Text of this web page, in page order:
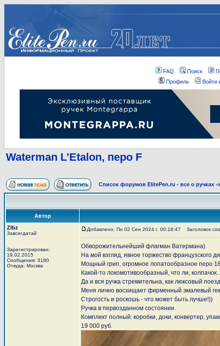
FAQ Поиск
Профиль
Войти
Waterman L’Etalon, перо F
Список форумов ElitePen.ru - все о ручках -
Автор
Zlbz
Завсегдатай
Зарегистрирован:
19.02.2015
Сообщения: 3180
Откуда: Москва
Добавлено: Пн 02 Сен 2024 г. 00:18:47 Заголовок
Обворожительнейший флагман Ватермана)
На мой взгляд, явное торжество французского
Мощный грип, огромное лопатообразное перо
Какой-то локомотивообразный, что ли,
Да и вся ручка стремительна, как люксовый
Меня лично восхищает фирменный эмалевый
Строгость и роскошь - что может быть лучше!))
Ручка в первозданном состоянии.
Комплект полный: коробки, доки, конвертер,
19 000 руб.